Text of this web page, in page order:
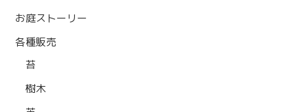
お庭ストーリー
各種販売
苔
樹木